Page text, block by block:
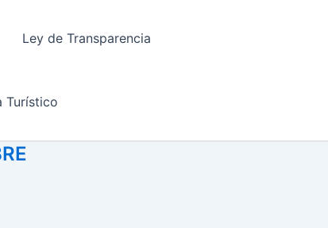
Ley de Transparencia
Turístico